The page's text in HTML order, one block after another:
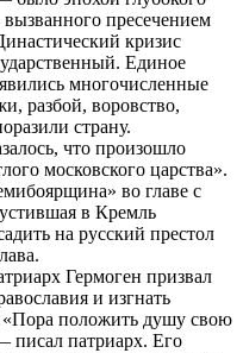
вызванного пресечением
кризис
Единое
многочисленные
разбой, воровство,
страну.
что произошло
московского царства».
во главе с
в Кремль
на русский престол
Гермоген призвал
и изгнать
«Пора положить душу свою
писал патриарх. Его